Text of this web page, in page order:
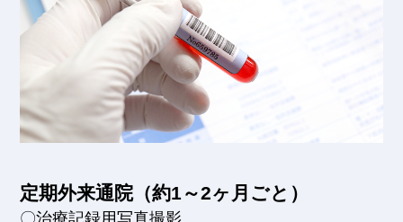
定期外来通院（約1～2ヶ月ごと）
〇治療記録用写真撮影